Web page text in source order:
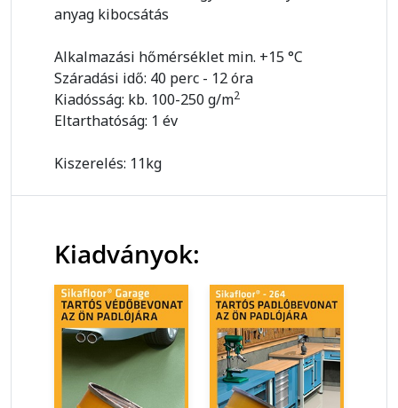
anyag kibocsátás
Alkalmazási hőmérséklet min. +15 °C
Száradási idő: 40 perc - 12 óra
Kiadósság: kb. 100-250 g/m2
Eltarthatóság: 1 év
Kiszerelés: 11kg
Kiadványok: